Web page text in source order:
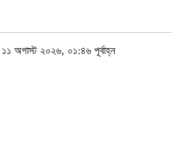
১১ অগাস্ট ২০২৬, ০১:৪৬ পূর্বাহ্ন